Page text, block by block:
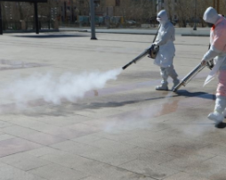
Улс төр
Эдийн засаг
Үзэл бодол
Спорт
Нийгэм